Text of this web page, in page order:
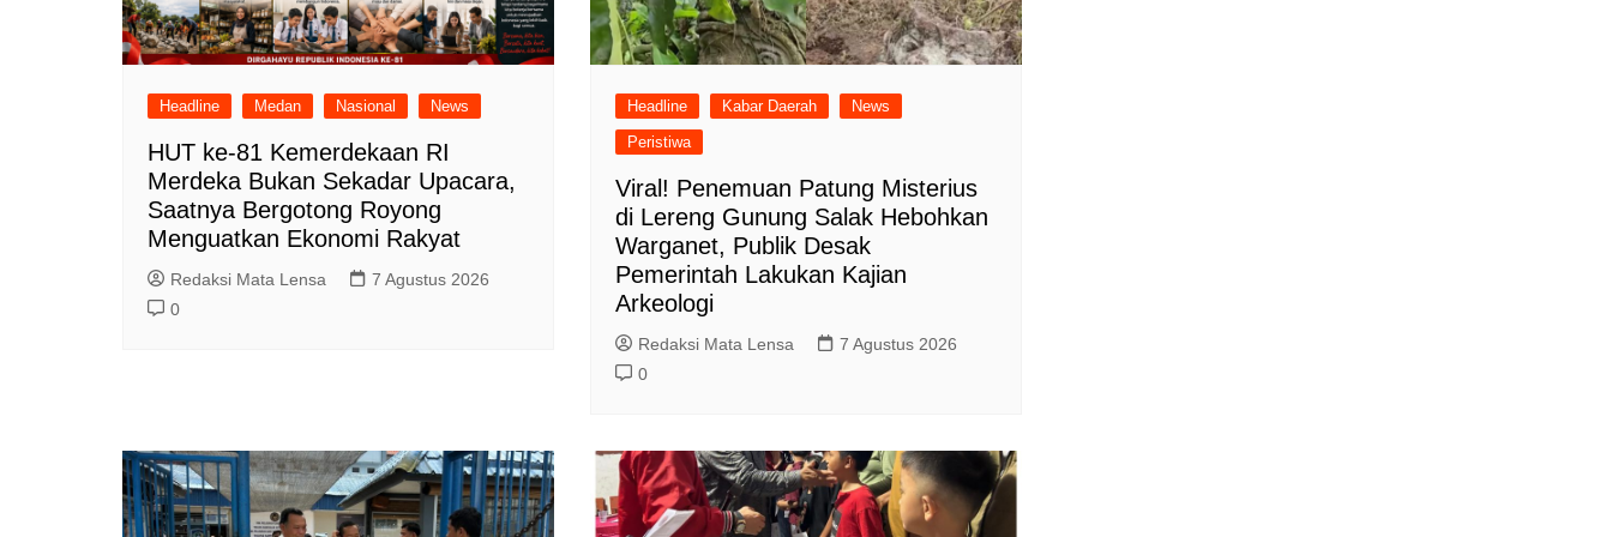
Headline Medan Nasional News
HUT ke-81 Kemerdekaan RI
Merdeka Bukan Sekadar Upacara,
Saatnya Bergotong Royong
Menguatkan Ekonomi Rakyat
Redaksi Mata Lensa
7 Agustus 2026
0
Headline Kabar Daerah
News
Peristiwa
Viral! Penemuan Patung Misterius
di Lereng Gunung Salak Hebohkan
Warganet, Publik Desak
Pemerintah Lakukan Kajian
Arkeologi
Redaksi Mata Lensa
7 Agustus 2026
0